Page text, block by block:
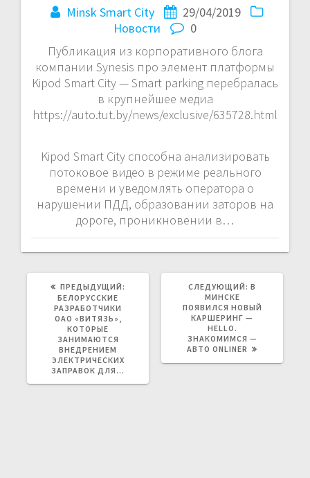
Minsk Smart City
29/04/2019
Новости
0
Публикация из корпоративного блога
компании Synesis про элемент платформы
Kipod Smart City — Smart parking перебралась
в крупнейшее медиа
https://auto.tut.by/news/exclusive/635728.html
Kipod Smart City способна анализировать
потоковое видео в режиме реального
времени и уведомлять оператора о
нарушении ПДД, образовании заторов на
дороге, проникновении в…
ПРЕДЫДУЩИЙ:
БЕЛОРУССКИЕ
РАЗРАБОТЧИКИ
ОАО «ВИТЯЗЬ»,
КОТОРЫЕ
ЗАНИМАЮТСЯ
ВНЕДРЕНИЕМ
ЭЛЕКТРИЧЕСКИХ
ЗАПРАВОК ДЛЯ…
СЛЕДУЮЩИЙ: СЛЕДУЮЩАЯ
В
МИНСКЕ
ПОЯВИЛСЯ НОВЫЙ
КАРШЕРИНГ —
HELLO.
ЗНАКОМИМСЯ —
АВТО ONLINER